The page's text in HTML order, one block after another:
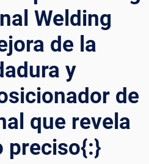
Welding
de la
y
de
que revela
preciso{:}